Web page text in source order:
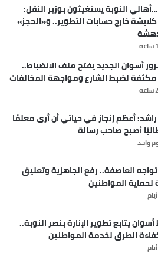
النوبة يستغيثون بوزير النقل:
خارج حسابات التطوير.. و«الحجز»
أسوان الجديد يفتح ملف الانضباط..
لضبط الشارع ومواجهة المخالفات
أعظم إنجاز في حياتي أن أرى معلمًا
أصبح صاحب رسالة
واحد
العاصفة.. رفع الجاهزية وتعليق
لحماية المواطنين
يتابع تطوير الإنارة بنصر النوبة..
الطرق لخدمة المواطنين